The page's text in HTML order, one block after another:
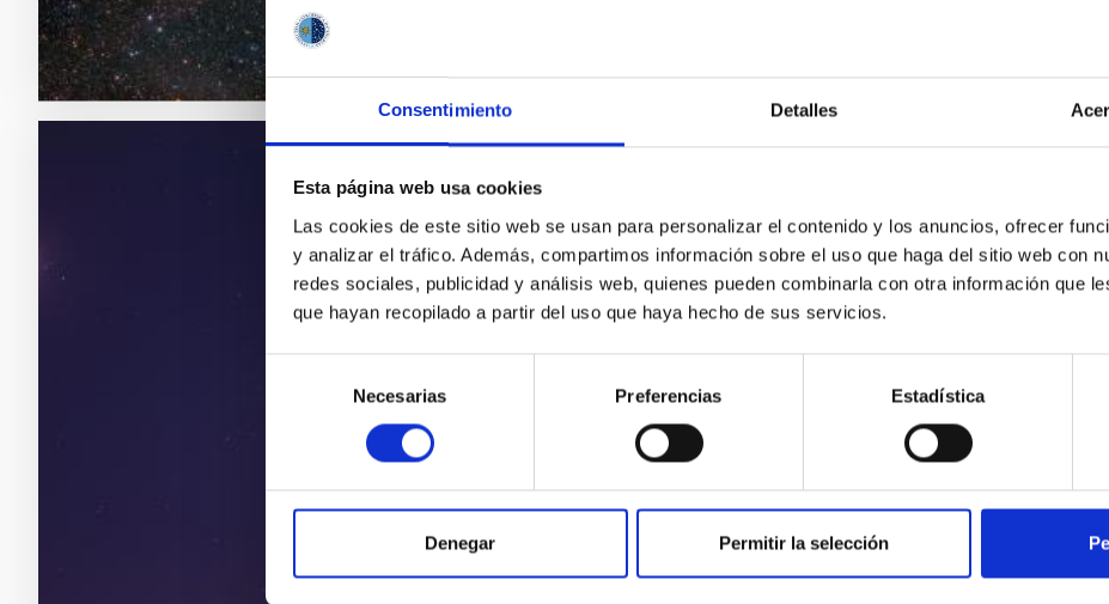
Consentimiento Detalles
Esta página web usa cookies
Las cookies de este sitio web se usan para personalizar el contenido y los anuncios, ofrecer
y analizar el tráfico. Además, compartimos información sobre el uso que haga del sitio web con
redes sociales, publicidad y análisis web, quienes pueden combinarla con otra información que
que hayan recopilado a partir del uso que haya hecho de sus servicios.
consentimiento
Necesarias Preferencias Estadística
Denegar Permitir la selección
MIRANDO AL CIELO
Vacaciones en Mercurio, turismo extremo
Mercurio es un planeta pequeño, tanto que algunos satélites como Titán (de Saturno) o
Ganímedes (de Júpiter) lo superan en tamaño. Su alta densidad (5,4 gr/cm3), solo
la de la Tierra (5,5 gr/cm3), es debida principalmente a su enorme núcleo de hierro, que
abarca el 75% de su volumen central. Desembarcar en Mercurio tras el teletransporte
hará sentirnos ligeros, exactamente igual que en Marte, ya que la gravedad de ambos
adecuados para bajar de peso. (Lamentablemente, tu masa no sufrirá
Alfredo Rafael Rosenberg González
Fecha de publicación 15/05/2022 - 19:26